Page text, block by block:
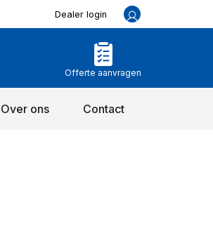
Dealer login
Offerte aanvragen
Over ons Contact